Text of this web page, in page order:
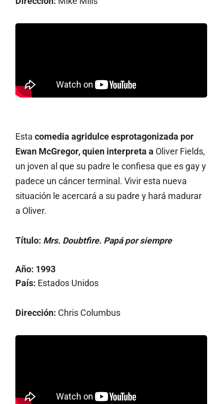
Esta comedia agridulce esprotagonizada por
Ewan McGregor, quien interpreta a Oliver Fields,
un joven al que su padre le confiesa que es gay y
padece un cáncer terminal. Vivir esta nueva
situación le acercará a su padre y hará madurar
a Oliver.
Título: Mrs. Doubtfire. Papá por siempre
Año: 1993
País: Estados Unidos
Dirección: Chris Columbus